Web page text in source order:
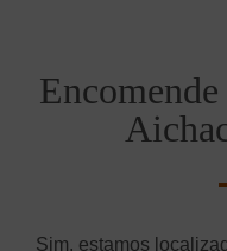
Sim, estamos